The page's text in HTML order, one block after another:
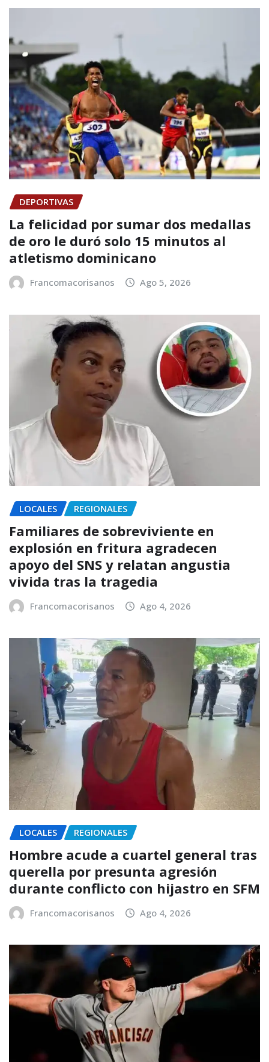
DEPORTIVAS
La felicidad por sumar dos medallas
de oro le duró solo 15 minutos al
atletismo dominicano
Francomacorisanos Ago 5, 2026
LOCALES REGIONALES
Familiares de sobreviviente en
explosión en fritura agradecen
apoyo del SNS y relatan angustia
vivida tras la tragedia
Francomacorisanos Ago 4, 2026
LOCALES REGIONALES
Hombre acude a cuartel general tras
querella por presunta agresión
durante conflicto con hijastro en SFM
Francomacorisanos Ago 4, 2026